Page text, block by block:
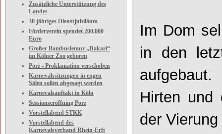
Zusätzliche Unterstützung des
Landes
30 jähriges Dienstjubiläum
Förderverein spendet 200.000
Euro
Großer Bambuslemur „Dakari“
im Kölner Zoo geboren
Porz - Proklamation verschoben
Karnevalssitzungen in engen
Sälen sollen abgesagt werden
Karnevalsauftakt in Köln
Sessionseröffning Porz
Vorstellabend STKK
Vorstellabend des
Karnevalsverband Rhein-Erft
Im Dom
in den
Hirten und
der